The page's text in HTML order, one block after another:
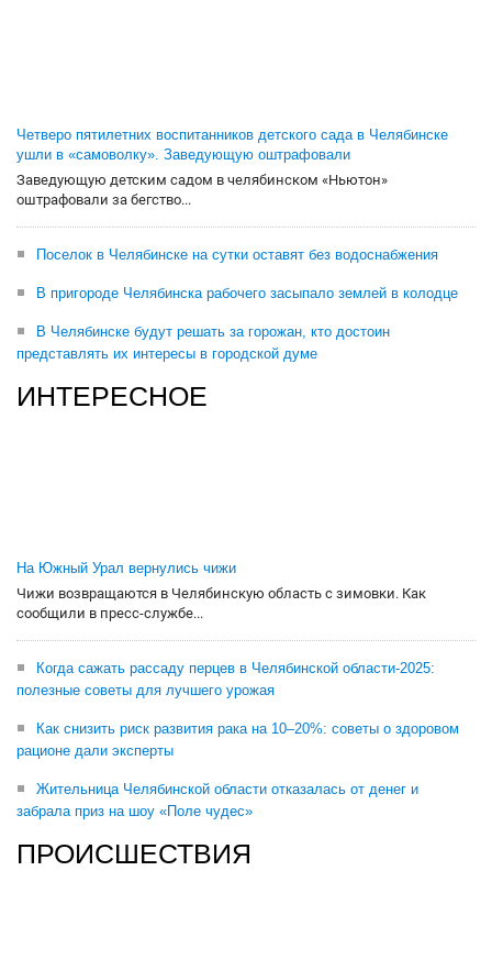
Четверо пятилетних воспитанников детского сада в Челябинске
ушли в «самоволку». Заведующую оштрафовали
Заведующую детским садом в челябинском «Ньютон»
оштрафовали за бегство...
Поселок в Челябинске на сутки оставят без водоснабжения
В пригороде Челябинска рабочего засыпало землей в колодце
В Челябинске будут решать за горожан, кто достоин
представлять их интересы в городской думе
ИНТЕРЕСНОЕ
На Южный Урал вернулись чижи
Чижи возвращаются в Челябинскую область с зимовки. Как
сообщили в пресс-службе...
Когда сажать рассаду перцев в Челябинской области-2025:
полезные советы для лучшего урожая
Как снизить риск развития рака на 10–20%: советы о здоровом
рационе дали эксперты
Жительница Челябинской области отказалась от денег и
забрала приз на шоу «Поле чудес»
ПРОИСШЕСТВИЯ